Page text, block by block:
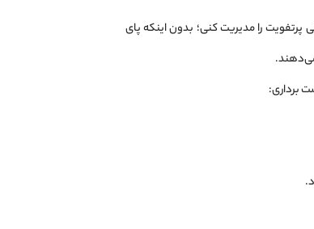
را مدیریت کنی؛ بدون اینکه پای
برداری: